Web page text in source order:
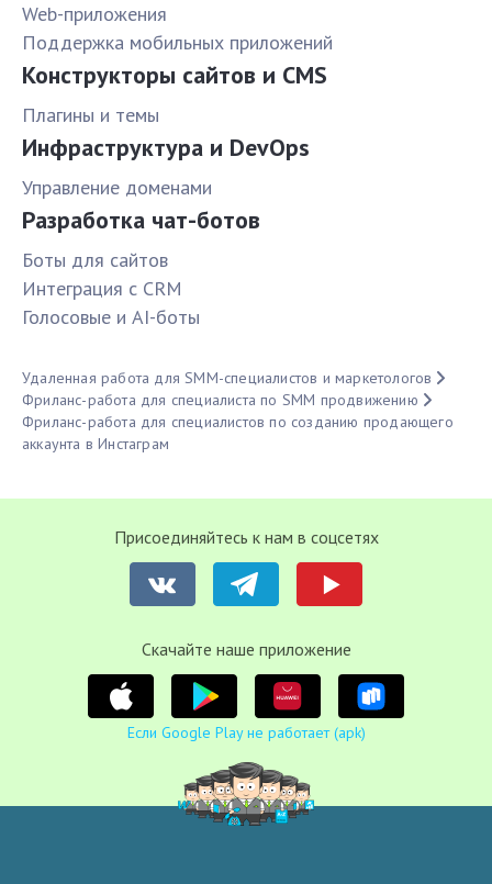
Web-приложения
Поддержка мобильных приложений
Конструкторы сайтов и CMS
Плагины и темы
Инфраструктура и DevOps
Управление доменами
Разработка чат-ботов
Боты для сайтов
Интеграция с CRM
Голосовые и AI-боты
Удаленная работа для SMM-специалистов и маркетологов
Фриланс-работа для специалиста по SMM продвижению
Фриланс-работа для специалистов по созданию продающего
аккаунта в Инстаграм
Присоединяйтесь к нам в соцсетях
Cкачайте наше приложение
Если Google Play не работает (apk)